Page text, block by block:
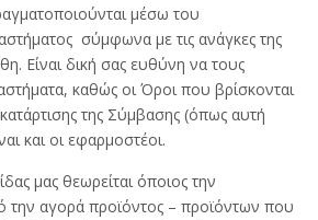
μέσω του
σύμφωνα με τις ανάγκες της
Είναι δική σας ευθύνη να τους
καθώς οι Όροι που βρίσκονται
της Σύμβασης (όπως αυτή
και οι εφαρμοστέοι.
μας θεωρείται όποιος την
την αγορά προϊόντος – προϊόντων που